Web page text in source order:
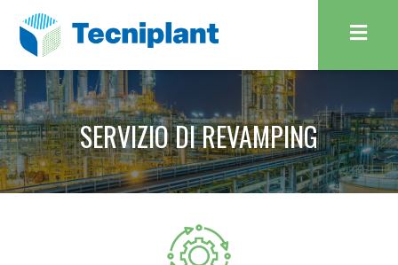
SERVIZIO DI REVAMPING